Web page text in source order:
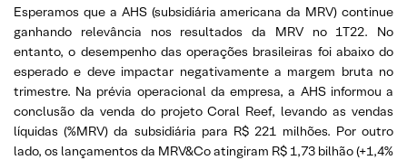
Esperamos que a AHS (subsidiária americana da MRV) continue
ganhando relevância nos resultados da MRV no 1T22. No
entanto, o desempenho das operações brasileiras foi abaixo do
esperado e deve impactar negativamente a margem bruta no
trimestre. Na prévia operacional da empresa, a AHS informou a
conclusão da venda do projeto Coral Reef, levando as vendas
líquidas (%MRV) da subsidiária para R$ 221 milhões. Por outro
lado, os lançamentos da MRV&Co atingiram R$ 1,73 bilhão (+1,4%